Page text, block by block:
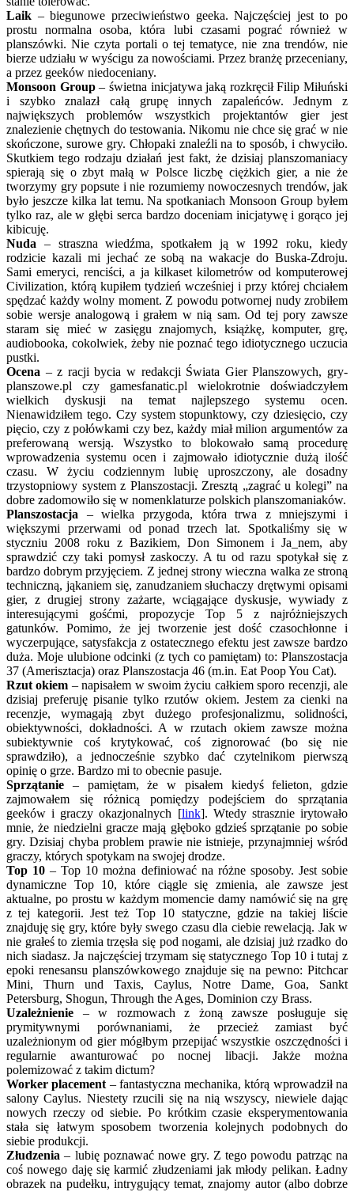
Laik – biegunowe przeciwieństwo geeka. Najczęściej jest to po
prostu normalna osoba, która lubi czasami pograć również w
planszówki. Nie czyta portali o tej tematyce, nie zna trendów, nie
bierze udziału w wyścigu za nowościami. Przez branżę przeceniany,
a przez geeków niedoceniany.
Monsoon Group– świetna inicjatywa jaką rozkręcił Filip Miłuński
i szybko znalazł całą grupę innych zapaleńców. Jednym z
największych problemów wszystkich projektantów gier jest
znalezienie chętnych do testowania. Nikomu nie chce się grać w nie
skończone, surowe gry. Chłopaki znaleźli na to sposób, i chwyciło.
Skutkiem tego rodzaju działań jest fakt, że dzisiaj planszomaniacy
spierają się o zbyt małą w Polsce liczbę ciężkich gier, a nie że
tworzymy gry popsute i nie rozumiemy nowoczesnych trendów, jak
było jeszcze kilka lat temu. Na spotkaniach Monsoon Group byłem
tylko raz, ale w głębi serca bardzo doceniam inicjatywę i gorąco jej
kibicuję.
Nuda – straszna wiedźma, spotkałem ją w 1992 roku, kiedy
rodzicie kazali mi jechać ze sobą na wakacje do Buska-Zdroju.
Sami emeryci, renciści, a ja kilkaset kilometrów od komputerowej
Civilization, którą kupiłem tydzień wcześniej i przy której chciałem
spędzać każdy wolny moment. Z powodu potwornej nudy zrobiłem
sobie wersje analogową i grałem w nią sam. Od tej pory zawsze
staram się mieć w zasięgu znajomych, książkę, komputer, grę,
audiobooka, cokolwiek, żeby nie poznać tego idiotycznego uczucia
pustki.
Ocena – z racji bycia w redakcji Świata Gier Planszowych, gry-
planszowe.pl czy gamesfanatic.pl wielokrotnie doświadczyłem
wielkich dyskusji na temat najlepszego systemu ocen.
Nienawidziłem tego. Czy system stopunktowy, czy dziesięcio, czy
pięcio, czy z połówkami czy bez, każdy miał milion argumentów za
preferowaną wersją. Wszystko to blokowało samą procedurę
wprowadzenia systemu ocen i zajmowało idiotycznie dużą ilość
czasu. W życiu codziennym lubię uproszczony, ale dosadny
trzystopniowy system z Planszostacji. Zresztą „zagrać u kolegi” na
dobre zadomowiło się w nomenklaturze polskich planszomaniaków.
Planszostacja – wielka przygoda, która trwa z mniejszymi i
większymi przerwami od ponad trzech lat. Spotkaliśmy się w
styczniu 2008 roku z Bazikiem, Don Simonem i Ja_nem, aby
sprawdzić czy taki pomysł zaskoczy. A tu od razu spotykał się z
bardzo dobrym przyjęciem. Z jednej strony wieczna walka ze stroną
techniczną, jąkaniem się, zanudzaniem słuchaczy drętwymi opisami
gier, z drugiej strony zażarte, wciągające dyskusje, wywiady z
interesującymi gośćmi, propozycje Top 5 z najróżniejszych
gatunków. Pomimo, że jej tworzenie jest dość czasochłonne i
wyczerpujące, satysfakcja z ostatecznego efektu jest zawsze bardzo
duża. Moje ulubione odcinki (z tych co pamiętam) to: Planszostacja
37 (Amerisztacja) oraz Planszostacja 46 (m.in. Eat Poop You Cat).
Rzut okiem – napisałem w swoim życiu całkiem sporo recenzji, ale
dzisiaj preferuję pisanie tylko rzutów okiem. Jestem za cienki na
recenzje, wymagają zbyt dużego profesjonalizmu, solidności,
obiektywności, dokładności. A w rzutach okiem zawsze można
subiektywnie coś krytykować, coś zignorować (bo się nie
sprawdziło), a jednocześnie szybko dać czytelnikom pierwszą
opinię o grze. Bardzo mi to obecnie pasuje.
Sprzątanie – pamiętam, że w pisałem kiedyś felieton, gdzie
zajmowałem się różnicą pomiędzy podejściem do sprzątania
geeków i graczy okazjonalnych [link]. Wtedy strasznie irytowało
mnie, że niedzielni gracze mają głęboko gdzieś sprzątanie po sobie
gry. Dzisiaj chyba problem prawie nie istnieje, przynajmniej wśród
graczy, których spotykam na swojej drodze.
Top 10 – Top 10 można definiować na różne sposoby. Jest sobie
dynamiczne Top 10, które ciągle się zmienia, ale zawsze jest
aktualne, po prostu w każdym momencie damy namówić się na grę
z tej kategorii. Jest też Top 10 statyczne, gdzie na takiej liście
znajduję się gry, które były swego czasu dla ciebie rewelacją. Jak w
nie grałeś to ziemia trzęsła się pod nogami, ale dzisiaj już rzadko do
nich siadasz. Ja najczęściej trzymam się statycznego Top 10 i tutaj z
epoki renesansu planszówkowego znajduje się na pewno: Pitchcar
Mini, Thurn und Taxis, Caylus, Notre Dame, Goa, Sankt
Petersburg, Shogun, Through the Ages, Dominion czy Brass.
Uzależnienie – w rozmowach z żoną zawsze posługuje się
prymitywnymi porównaniami, że przecież zamiast być
uzależnionym od gier mógłbym przepijać wszystkie oszczędności i
regularnie awanturować po nocnej libacji. Jakże można
polemizować z takim dictum?
Worker placement – fantastyczna mechanika, którą wprowadził na
salony Caylus. Niestety rzucili się na nią wszyscy, niewiele dając
nowych rzeczy od siebie. Po krótkim czasie eksperymentowania
stała się łatwym sposobem tworzenia kolejnych podobnych do
siebie produkcji.
Złudzenia – lubię poznawać nowe gry. Z tego powodu patrząc na
coś nowego daję się karmić złudzeniami jak młody pelikan. Ładny
obrazek na pudełku, intrygujący temat, znajomy autor (albo dobrze